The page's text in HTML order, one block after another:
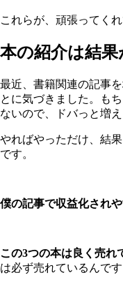
これらが、頑張ってく
本の紹介は結果
最近、書籍関連の記事
とに気づきました。も
ないので、ドバっと増
やればやっただけ、結
です。
僕の記事で収益化され
この3つの本は良く売れ
は必ず売れているんです